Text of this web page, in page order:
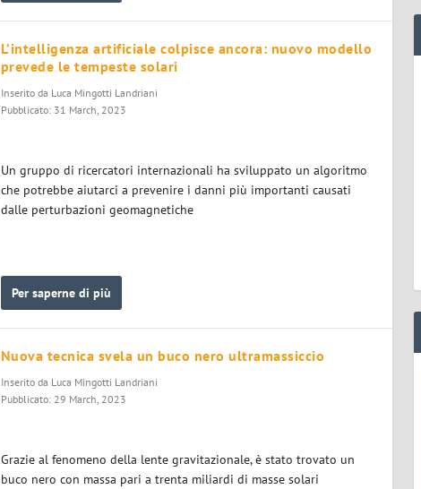
L’intelligenza artificiale colpisce ancora: nuovo modello
prevede le tempeste solari
Inserito da Luca Mingotti Landriani
Pubblicato: 31 March, 2023
Un gruppo di ricercatori internazionali ha sviluppato un algoritmo
che potrebbe aiutarci a prevenire i danni più importanti causati
dalle perturbazioni geomagnetiche
Per saperne di più
Nuova tecnica svela un buco nero ultramassiccio
Inserito da Luca Mingotti Landriani
Pubblicato: 29 March, 2023
Grazie al fenomeno della lente gravitazionale, è stato trovato un
buco nero con massa pari a trenta miliardi di masse solari